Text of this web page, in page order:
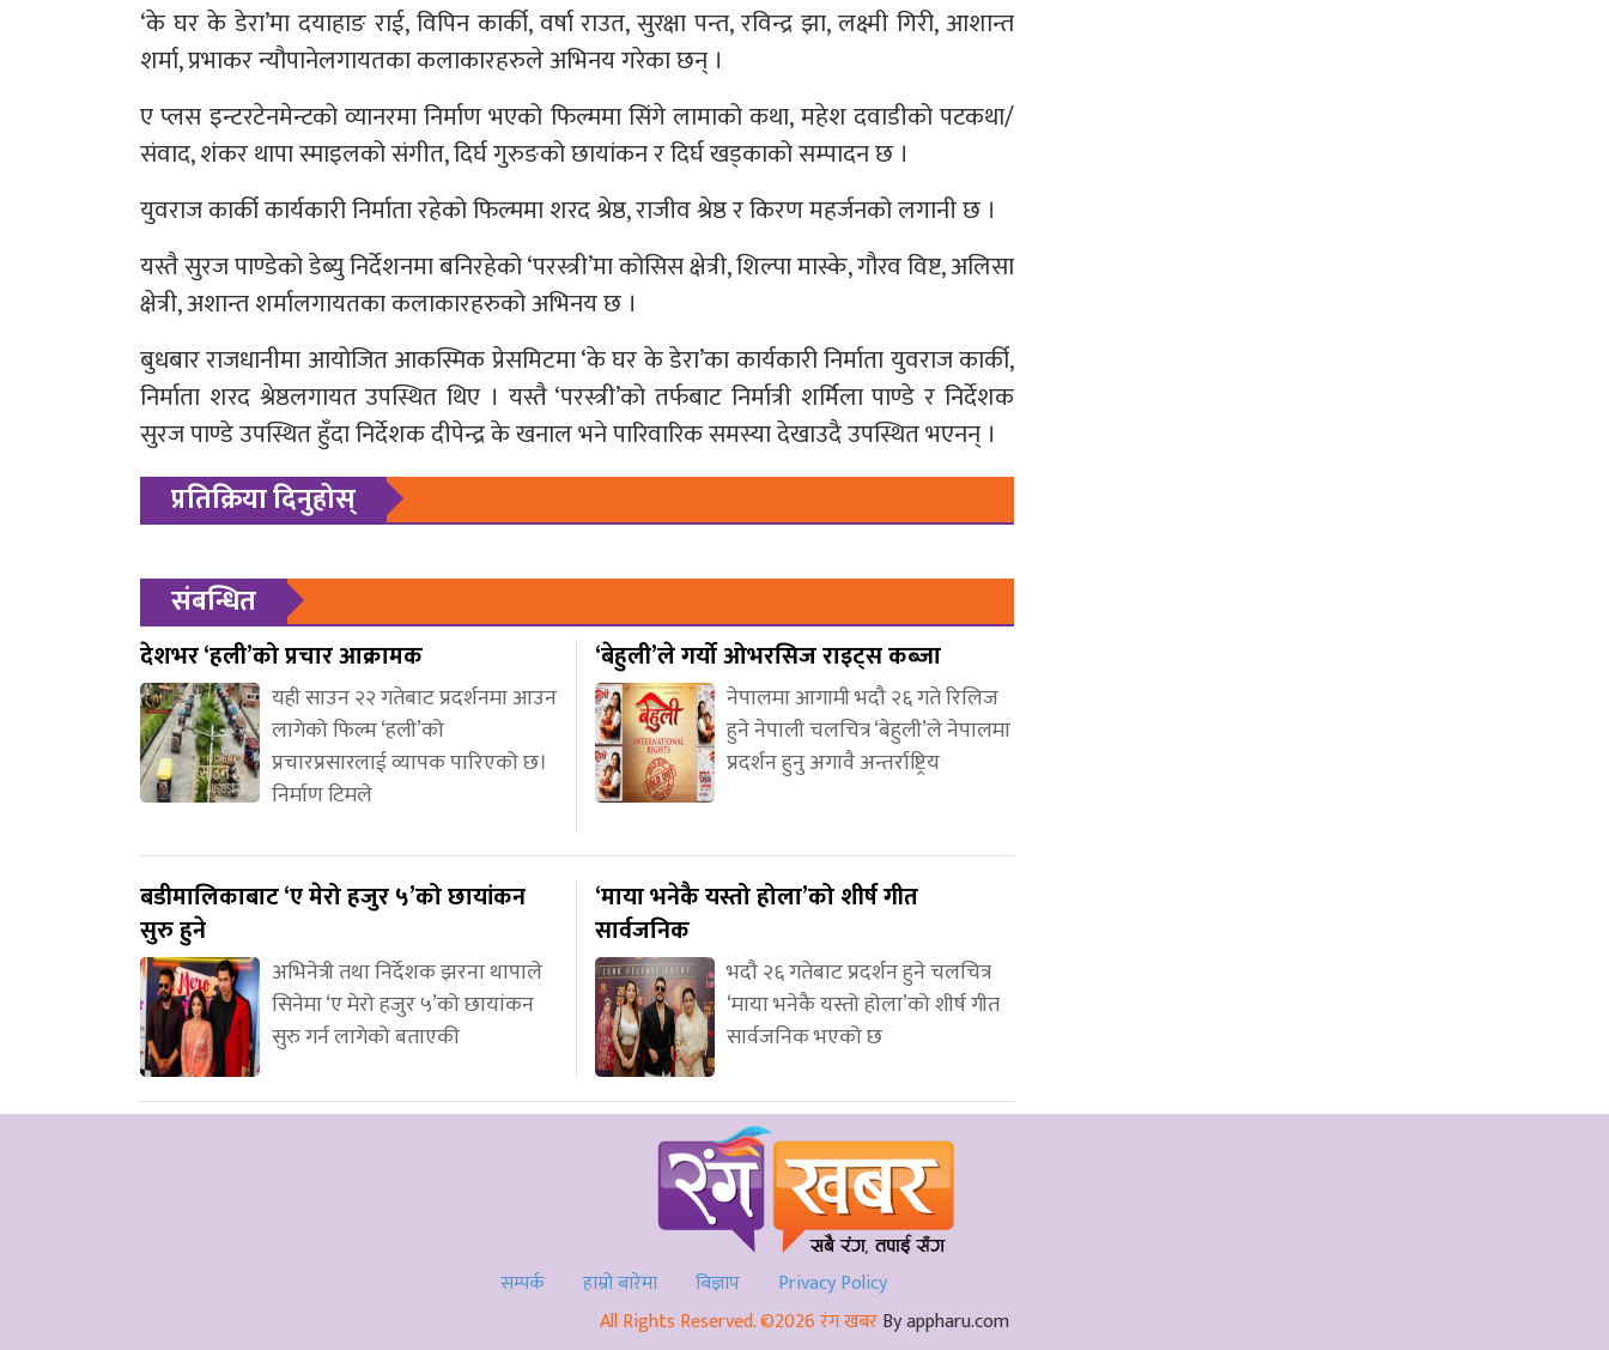
‘के घर के डेरा’मा दयाहाङ राई, विपिन कार्की, वर्षा राउत, सुरक्षा पन्त, रविन्द्र झा, लक्ष्मी गिरी, आशान्त
शर्मा, प्रभाकर न्यौपानेलगायतका कलाकारहरुले अभिनय गरेका छन् ।
ए प्लस इन्टरटेनमेन्टको व्यानरमा निर्माण भएको फिल्ममा सिंगे लामाको कथा, महेश दवाडीको पटकथा/
संवाद, शंकर थापा स्माइलको संगीत, दिर्घ गुरुङको छायांकन र दिर्घ खड्काको सम्पादन छ ।
युवराज कार्की कार्यकारी निर्माता रहेको फिल्ममा शरद श्रेष्ठ, राजीव श्रेष्ठ र किरण महर्जनको लगानी छ ।
यस्तै सुरज पाण्डेको डेब्यु निर्देशनमा बनिरहेको ‘परस्त्री’मा कोसिस क्षेत्री, शिल्पा मास्के, गौरव विष्ट, अलिसा
क्षेत्री, अशान्त शर्मालगायतका कलाकारहरुको अभिनय छ ।
बुधबार राजधानीमा आयोजित आकस्मिक प्रेसमिटमा ‘के घर के डेरा’का कार्यकारी निर्माता युवराज कार्की,
निर्माता शरद श्रेष्ठलगायत उपस्थित थिए । यस्तै ‘परस्त्री’को तर्फबाट निर्मात्री शर्मिला पाण्डे र निर्देशक
सुरज पाण्डे उपस्थित हुँदा निर्देशक दीपेन्द्र के खनाल भने पारिवारिक समस्या देखाउदै उपस्थित भएनन् ।
प्रतिक्रिया दिनुहोस्
संबन्धित
देशभर ‘हली’को प्रचार आक्रामक
यही साउन २२ गतेबाट प्रदर्शनमा आउन
लागेको फिल्म ‘हली’को
प्रचारप्रसारलाई व्यापक पारिएको छ।
निर्माण टिमले
‘बेहुली’ले गर्यो ओभरसिज राइट्स कब्जा
नेपालमा आगामी भदौ २६ गते रिलिज
हुने नेपाली चलचित्र ‘बेहुली’ले नेपालमा
प्रदर्शन हुनु अगावै अन्तर्राष्ट्रिय
बडीमालिकाबाट ‘ए मेरो हजुर ५’को छायांकन
सुरु हुने
अभिनेत्री तथा निर्देशक झरना थापाले
सिनेमा ‘ए मेरो हजुर ५’को छायांकन
सुरु गर्न लागेको बताएकी
‘माया भनेकै यस्तो होला’को शीर्ष गीत
सार्वजनिक
भदौ २६ गतेबाट प्रदर्शन हुने चलचित्र
‘माया भनेकै यस्तो होला’को शीर्ष गीत
सार्वजनिक भएको छ
सम्पर्क हाम्रो बारेमा बिज्ञाप
Privacy Policy
All Rights Reserved. ©2026 रंग खबरBy appharu.com